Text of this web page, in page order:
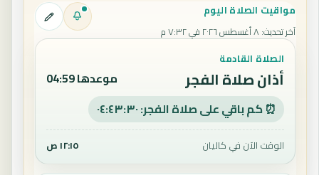
مواقيت الصلاة اليوم
آخر تحديث:٨ أغسطس ٢٠٢٦ في ٧:٣٢ م
الصلاة القادمة
أذان صلاة الفجر موعدها 04:59
⏰ كم باقي على صلاة الفجر: ٠٤:٤٣:٢٩
الوقت الآن في كاليان ١٢:١٥ ص